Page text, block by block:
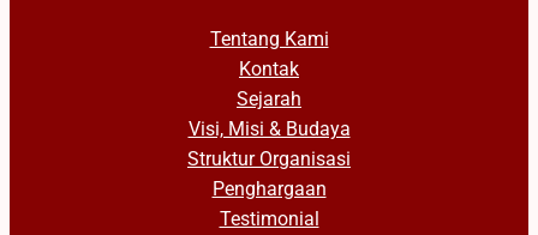
Tentang Kami
Kontak
Sejarah
Visi, Misi & Budaya
Struktur Organisasi
Penghargaan
Testimonial